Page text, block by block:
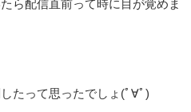
ら配信直前って時に目が覚めま
たって思ったでしょ(ﾟ∀ﾟ)